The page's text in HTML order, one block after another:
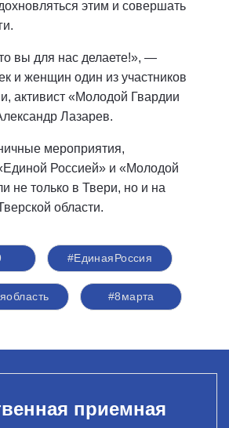
этим и совершать
вы для нас делаете!», —
и женщин один из участников
активист «Молодой Гвардии
Лазарев.
мероприятия,
Россией» и «Молодой
не только в Твери, но и на
области.
#ЕдинаяРоссия
#8марта
приемная